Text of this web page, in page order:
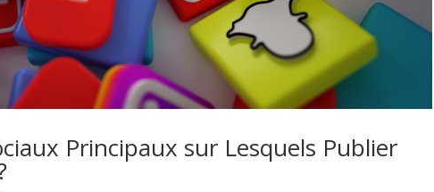
Principaux sur Lesquels Publier